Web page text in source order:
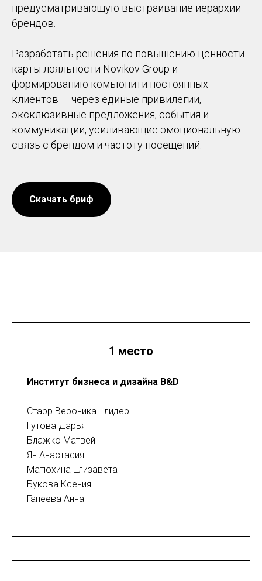
предусматривающую выстраивание иерархии
брендов.
Разработать решения по повышению ценности
карты лояльности Novikov Group и
формированию комьюнити постоянных
клиентов — через единые привилегии,
эксклюзивные предложения, события и
коммуникации, усиливающие эмоциональную
связь с брендом и частоту посещений.
Скачать бриф
1 место
Институт бизнеса и дизайна B&D
Старр Вероника - лидер
Гутова Дарья
Блажко Матвей
Ян Анастасия
Матюхина Елизавета
Букова Ксения
Гапеева Анна